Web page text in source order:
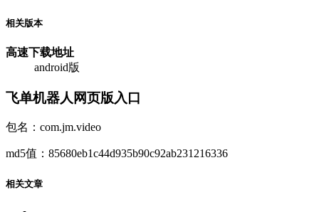
相关版本
高速下载地址
android版
飞单机器人网页版入口
包名：com.jm.video
md5值：85680eb1c44d935b90c92ab231216336
相关文章